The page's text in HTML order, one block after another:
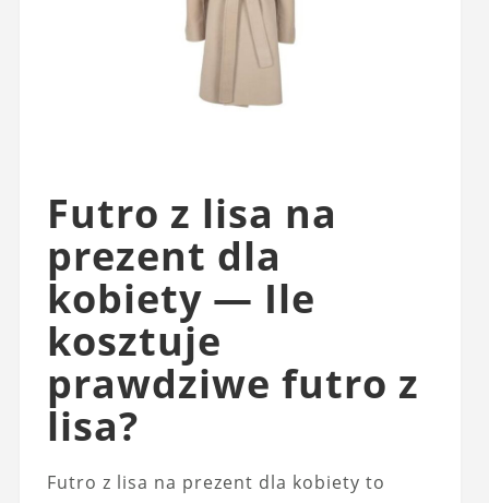
Futro z lisa na
prezent dla
kobiety — Ile
kosztuje
prawdziwe futro z
lisa?
Futro z lisa na prezent dla kobiety to